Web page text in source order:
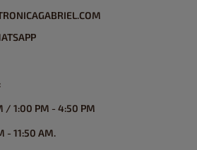
/ 1:00 PM - 4:50 PM
- 11:50 AM.